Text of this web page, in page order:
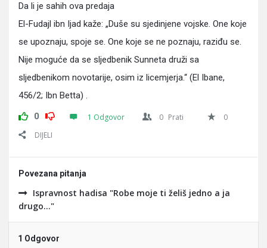
Da li je sahih ova predaja
El-Fudajl ibn Ijad kaže: „Duše su sjedinjene vojske. One koje
se upoznaju, spoje se. One koje se ne poznaju, raziđu se.
Nije moguće da se sljedbenik Sunneta druži sa
sljedbenikom novotarije, osim iz licemjerja.“ (El Ibane,
456/2; Ibn Betta) .
0
1 Odgovor 0 Prati
0
DIJELI
Povezana pitanja
Ispravnost hadisa "Robe moje ti želiš jedno a ja
drugo..."
1 Odgovor